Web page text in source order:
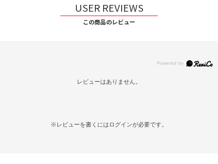
USER REVIEWS
この商品のレビュー
レビューはありません。
※レビューを書くには ログインが必要です。